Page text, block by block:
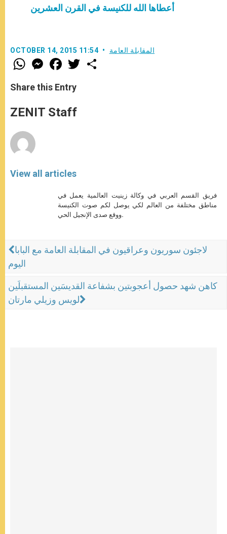
أعطاها الله للكنيسة في القرن العشرين
OCTOBER 14, 2015 11:54 المقابلة العامة
W
h
t
s
p
p
M
e
s
e
g
e
F
a
e
b
o
k
w
Share this Entry
ZENIT Staff
View all articles
فريق القسم العربي في وكالة زينيت العالمية يعمل في
مناطق مختلفة من العالم لكي يوصل لكم صوت الكنيسة
ووقع صدى الإنجيل الحي.
لاجئون سوريون وعراقيون في المقابلة العامة مع البابا
اليوم
كاهن شهد حصول أعجوبتين بشفاعة القديسَين المستقبلَين
لويس وزيلي مارتان